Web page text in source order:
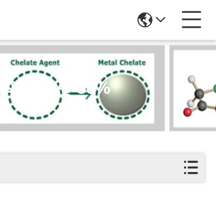
아미노산 80%